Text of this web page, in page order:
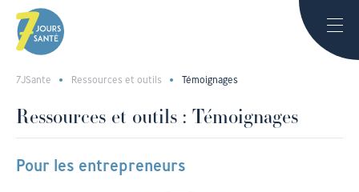
7JSante Ressources et outils Témoignages
Ressources et outils : Témoignages
Pour les entrepreneurs